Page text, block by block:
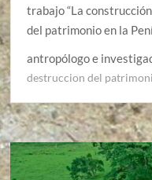
trabajo “La
del patrimonio en la
antropólogo e
destruccion del